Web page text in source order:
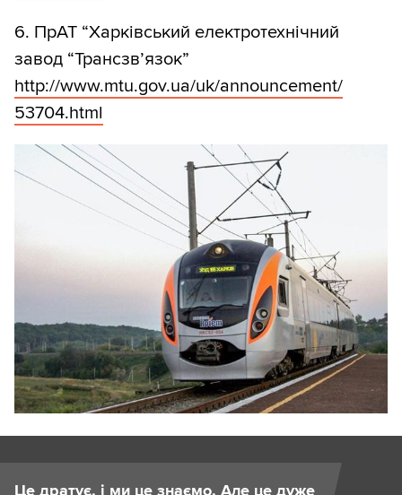
6. ПрАТ “Харківський електротехнічний
завод “Трансзв’язок”
http://www.mtu.gov.ua/uk/announcement/
53704.html
Це дратує, і ми це знаємо. Але це дуже